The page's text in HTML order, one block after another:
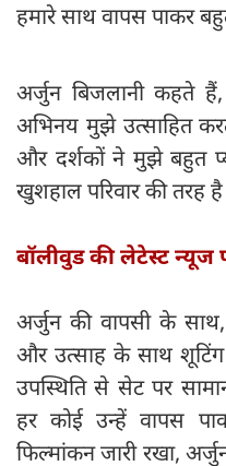
हमारे साथ वापस पाकर
अर्जुन बिजलानी कहते
अभिनय मुझे उत्साहित
और दर्शकों ने मुझे बहुत
खुशहाल परिवार की तरह
बॉलीवुड की लेटेस्ट
अर्जुन की वापसी के
और उत्साह के साथ
उपस्थिति से सेट पर
हर कोई उन्हें वापस
फिल्मांकन जारी रखा,